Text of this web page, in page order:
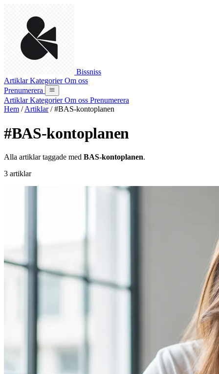
Bissniss
ArtiklarKategorierOm oss
Prenumerera
ArtiklarKategorierOm oss Prenumerera
Hem / Artiklar / #BAS-kontoplanen
#BAS-kontoplanen
Alla artiklar taggade med BAS-kontoplanen.
3 artiklar